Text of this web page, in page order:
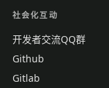
社会化互动
开发者交流QQ群
Github
Gitlab